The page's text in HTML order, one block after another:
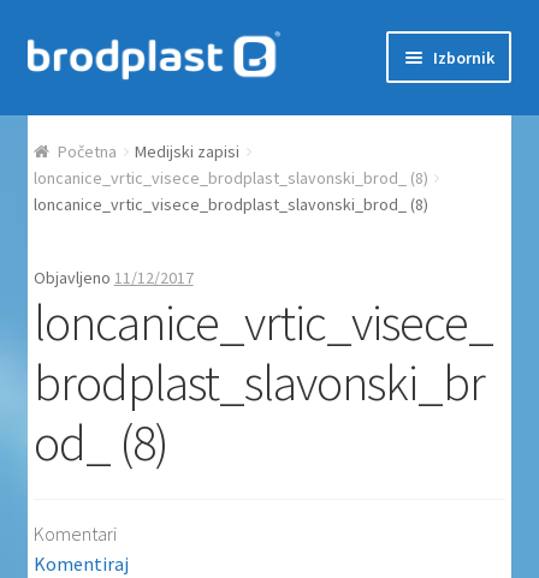
Preskoči na navigaciju
Skoči do sadržaja Izbornik
Početna
Auction Dashboard
Košarica
Moj račun
Naplata
Uvjeti poslovanja
Početna
Medijski zapisi
loncanice_vrtic_visece_brodplast_slavonski_brod_ (8)
loncanice_vrtic_visece_brodplast_slavonski_brod_ (8)
Objavljeno 11/12/2017
loncanice_vrtic_visece_
brodplast_slavonski_br
od_ (8)
Komentari
Komentiraj